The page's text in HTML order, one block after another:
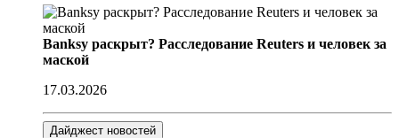
Banksy раскрыт? Расследование Reuters и человек за
маской
17.03.2026
Дайджест новостей